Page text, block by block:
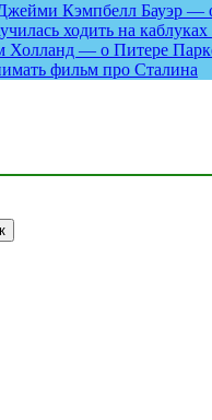
Кэмпбелл Бауэр —
ходить на
Холланд — о Питере
фильм про Сталина